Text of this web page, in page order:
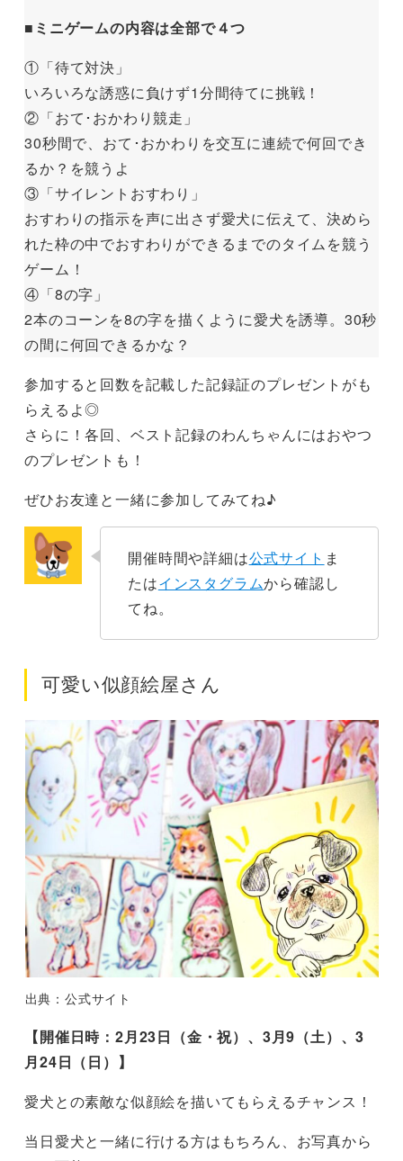
■ミニゲームの内容は全部で４つ
①「待て対決」
いろいろな誘惑に負けず1分間待てに挑戦！
②「おて･おかわり競走」
30秒間で、おて･おかわりを交互に連続で何回でき
るか？を競うよ
③「サイレントおすわり」
おすわりの指示を声に出さず愛犬に伝えて、決めら
れた枠の中でおすわりができるまでのタイムを競う
ゲーム！
④「8の字」
2本のコーンを8の字を描くように愛犬を誘導。30秒
の間に何回できるかな？
参加すると回数を記載した記録証のプレゼントがも
らえるよ◎
さらに！各回、ベスト記録のわんちゃんにはおやつ
のプレゼントも！
ぜひお友達と一緒に参加してみてね♪
開催時間や詳細は公式サイト ま
たはインスタグラムから確認し
てね。
可愛い似顔絵屋さん
出典：公式サイト
【開催日時：2月23日（金・祝）、3月9（土）、3
月24日（日）】
愛犬との素敵な似顔絵を描いてもらえるチャンス！
当日愛犬と一緒に行ける方はもちろん、お写真から